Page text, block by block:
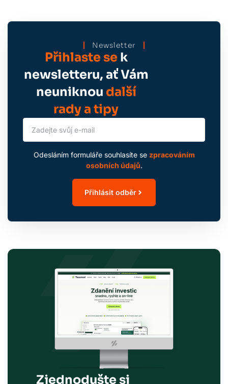
Newsletter
Přihlaste sek
newsletteru, ať Vám
neuniknou další
rady a tipy
Odesláním formuláře souhlasíte se zpracováním
osobních údajů.
Přihlásit odběr
Zjednodušte si